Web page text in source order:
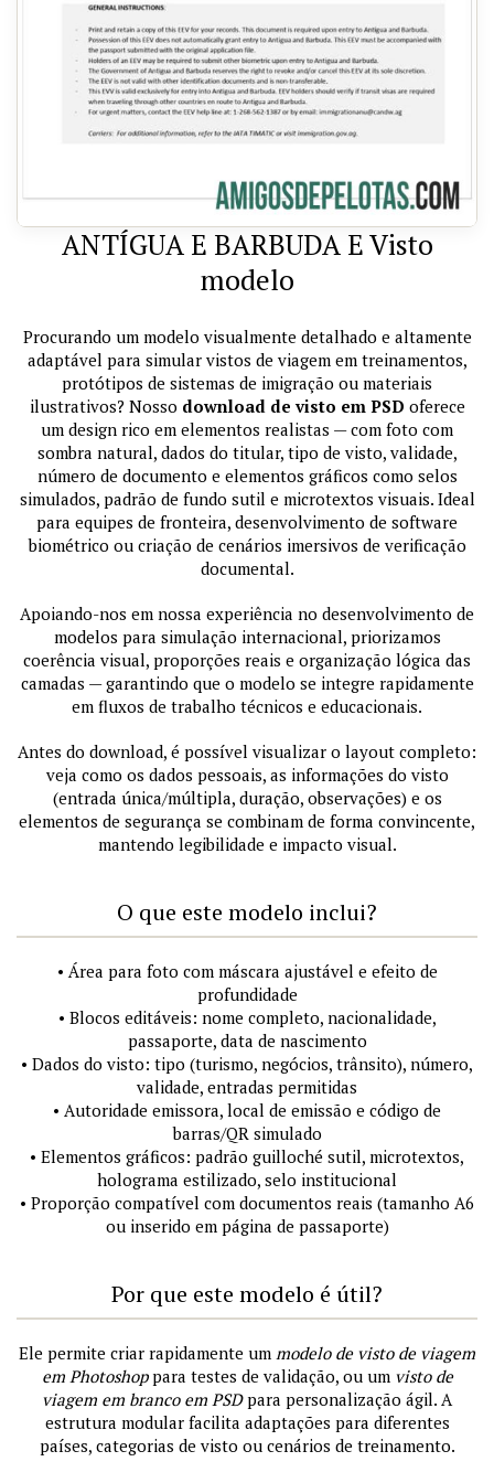
ANTÍGUA E BARBUDA E Visto
modelo
Procurando um modelo visualmente detalhado e altamente
adaptável para simular vistos de viagem em treinamentos,
protótipos de sistemas de imigração ou materiais
ilustrativos? Nosso download de visto em PSD oferece
um design rico em elementos realistas — com foto com
sombra natural, dados do titular, tipo de visto, validade,
número de documento e elementos gráficos como selos
simulados, padrão de fundo sutil e microtextos visuais. Ideal
para equipes de fronteira, desenvolvimento de software
biométrico ou criação de cenários imersivos de verificação
documental.
Apoiando-nos em nossa experiência no desenvolvimento de
modelos para simulação internacional, priorizamos
coerência visual, proporções reais e organização lógica das
camadas — garantindo que o modelo se integre rapidamente
em fluxos de trabalho técnicos e educacionais.
Antes do download, é possível visualizar o layout completo:
veja como os dados pessoais, as informações do visto
(entrada única/múltipla, duração, observações) e os
elementos de segurança se combinam de forma convincente,
mantendo legibilidade e impacto visual.
O que este modelo inclui?
• Área para foto com máscara ajustável e efeito de
profundidade
• Blocos editáveis: nome completo, nacionalidade,
passaporte, data de nascimento
• Dados do visto: tipo (turismo, negócios, trânsito), número,
validade, entradas permitidas
• Autoridade emissora, local de emissão e código de
barras/QR simulado
• Elementos gráficos: padrão guilloché sutil, microtextos,
holograma estilizado, selo institucional
• Proporção compatível com documentos reais (tamanho A6
ou inserido em página de passaporte)
Por que este modelo é útil?
Ele permite criar rapidamente um modelo de visto de viagem
em Photoshoppara testes de validação, ou um visto de
viagem em branco em PSDpara personalização ágil. A
estrutura modular facilita adaptações para diferentes
países, categorias de visto ou cenários de treinamento.